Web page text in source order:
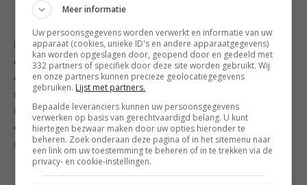
1 el gedroogde rozemarijn
In het originele recept hoort ook nog 60 gr fruit-peper-
citroen (van Verstegen) en 50 gr kristalsuiker. De
eerste had ik niet in huis en de tweede vond ik niet
nodig, omdat de eerste er niet in zit. Citroen in de rub
is wel zeer smakelijk, maar dat kun je ook bereiken
door wat citroenschil te raspen als je de kip in de
marinade legt.
Meer informatie
Uw persoonsgegevens worden verwerkt en informatie van uw
apparaat (cookies, unieke ID's en andere apparaatgegevens)
kan worden opgeslagen door, geopend door en gedeeld met
332 partners of specifiek door deze site worden gebruikt. Wij
en onze partners kunnen precieze geolocatiegegevens
gebruiken. Lijst met partners.
Bepaalde leveranciers kunnen uw persoonsgegevens
verwerken op basis van gerechtvaardigd belang. U kunt
hiertegen bezwaar maken door uw opties hieronder te
beheren. Zoek onderaan deze pagina of in het sitemenu naar
een link om uw toestemming te beheren of in te trekken via de
privacy- en cookie-instellingen.